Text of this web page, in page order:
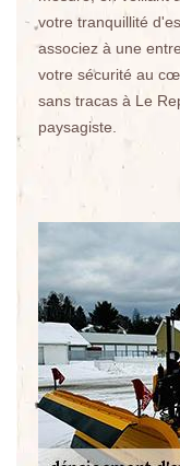
votre tranquillité
associez à une
votre sécurité au
sans tracas à Le
paysagiste.